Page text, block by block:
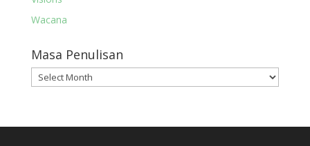
Wacana
Masa Penulisan
Masa
Penulisan